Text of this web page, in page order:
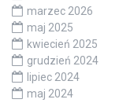
marzec 2026
maj 2025
kwiecień 2025
grudzień 2024
lipiec 2024
maj 2024